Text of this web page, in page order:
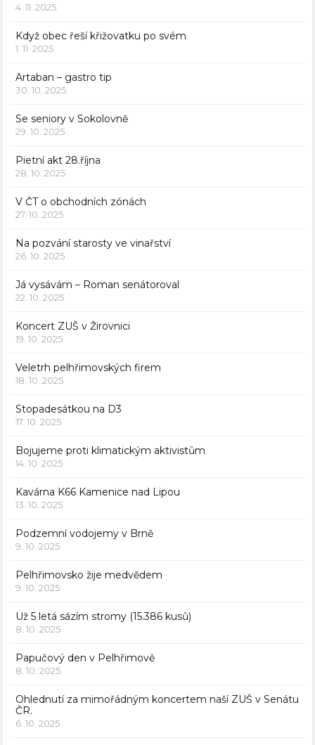
4. 11. 2025
Když obec řeší křižovatku po svém
1. 11. 2025
Artaban – gastro tip
30. 10. 2025
Se seniory v Sokolovně
29. 10. 2025
Pietní akt 28.října
28. 10. 2025
V ČT o obchodních zónách
27. 10. 2025
Na pozvání starosty ve vinařství
26. 10. 2025
Já vysávám – Roman senátoroval
22. 10. 2025
Koncert ZUŠ v Žirovnici
19. 10. 2025
Veletrh pelhřimovských firem
18. 10. 2025
Stopadesátkou na D3
17. 10. 2025
Bojujeme proti klimatickým aktivistům
14. 10. 2025
Kavárna K66 Kamenice nad Lipou
13. 10. 2025
Podzemní vodojemy v Brně
9. 10. 2025
Pelhřimovsko žije medvědem
9. 10. 2025
Už 5 letá sázím stromy (15.386 kusů)
8. 10. 2025
Papučový den v Pelhřimově
8. 10. 2025
Ohlednutí za mimořádným koncertem naší ZUŠ v Senátu
ČR.
6. 10. 2025